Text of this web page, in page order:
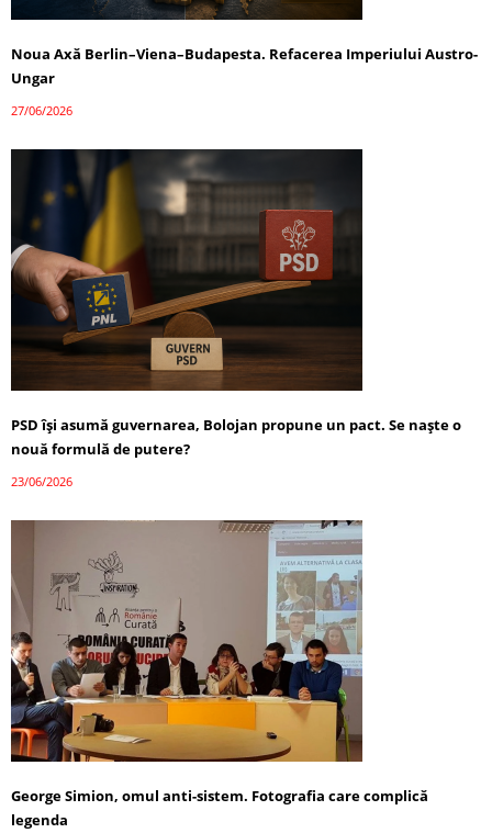
Noua Axă Berlin–Viena–Budapesta. Refacerea Imperiului Austro-
Ungar
27/06/2026
PSD își asumă guvernarea, Bolojan propune un pact. Se naște o
nouă formulă de putere?
23/06/2026
George Simion, omul anti-sistem. Fotografia care complică
legenda